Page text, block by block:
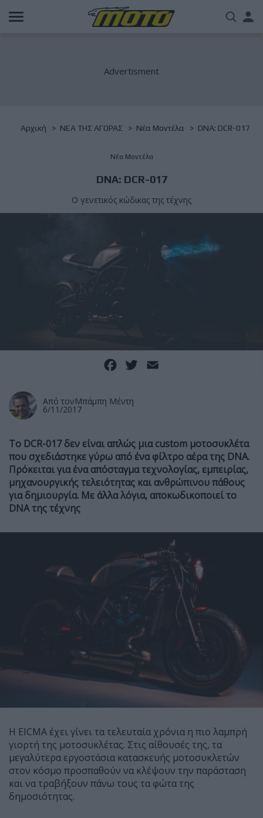
Παράκαμψη
προς
Breadcrumb
Αρχική NΕΑ ΤΗΣ ΑΓΟΡΑΣ Νέα Μοντέλα DNA: DCR-017
Νέα Μοντέλα
DNA: DCR-017
Ο γενετικός κώδικας της τέχνης
Facebook
Twitter
Από τονΜπάμπη Μέντη
6/11/2017
Το DCR-017 δεν είναι απλώς μιαcustom μοτοσυκλέτα
που σχεδιάστηκε γύρω από ένα φίλτρο αέρα της DNA.
Πρόκειται για ένα απόσταγμα τεχνολογίας, εμπειρίας,
μηχανουργικής τελειότητας και ανθρώπινου πάθους
για δημιουργία. Με άλλα λόγια, αποκωδικοποιεί το
DNA της τέχνης
Η EICMA έχει γίνει τα τελευταία χρόνια η πιο λαμπρή
γιορτή της μοτοσυκλέτας. Στις αίθουσές της, τα
μεγαλύτερα εργοστάσια κατασκευής μοτοσυκλετών
στον κόσμο προσπαθούν να κλέψουν την παράσταση
και να τραβήξουν πάνω τους τα φώτα της
δημοσιότητας.